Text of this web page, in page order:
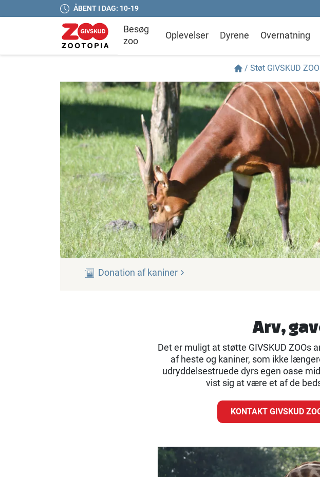
ÅBENT I DAG: 10-19
Besøg
zoo
Oplevelser Dyrene Overnatning
/ Støt GIVSKUD
Donation af kaniner
Arv,
Det er muligt at støtte GIVSKUD ZOOs
af heste og kaniner, som ikke
udryddelsestruede dyrs egen oase
vist sig at være et af de
KONTAKT GIVSKUD